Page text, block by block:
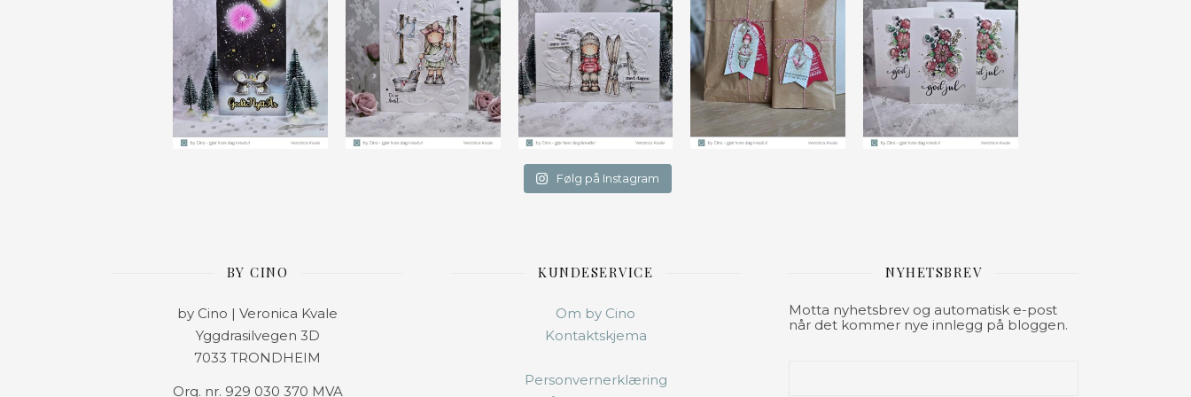
Følg på Instagram
BY CINO
by Cino | Veronica Kvale
Yggdrasilvegen 3D
7033 TRONDHEIM
Org. nr. 929 030 370 MVA
KUNDESERVICE
Om by Cino
Kontaktskjema
Personvernerklæring
NYHETSBREV
Motta nyhetsbrev og automatisk e-post
når det kommer nye innlegg på bloggen.